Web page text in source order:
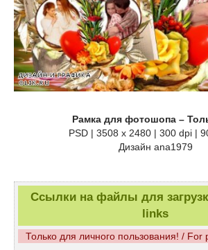
Рамка для фотошопа –
PSD | 3508 x 2480 | 300 dpi |
Дизайн аnа1979
Ссылки на файлы для
links
Только для личного пользования! / For